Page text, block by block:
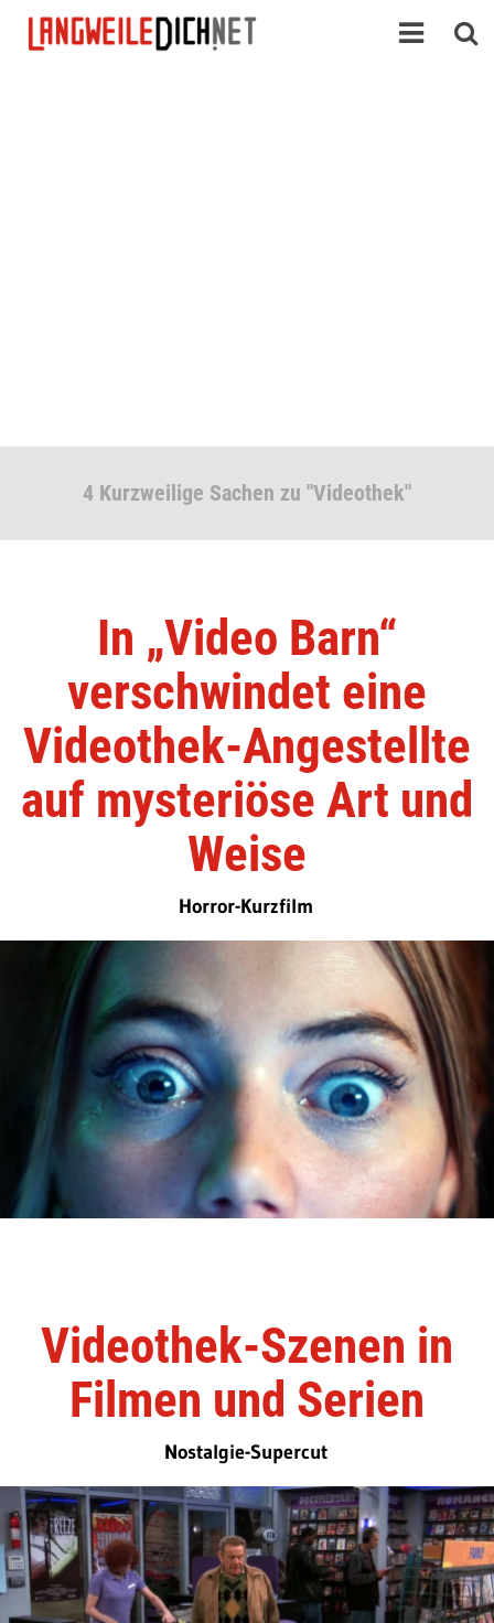
4 Kurzweilige Sachen zu "Videothek"
In „Video Barn“
verschwindet eine
Videothek-Angestellte
auf mysteriöse Art und
Weise
Horror-Kurzfilm
Videothek-Szenen in
Filmen und Serien
Nostalgie-Supercut